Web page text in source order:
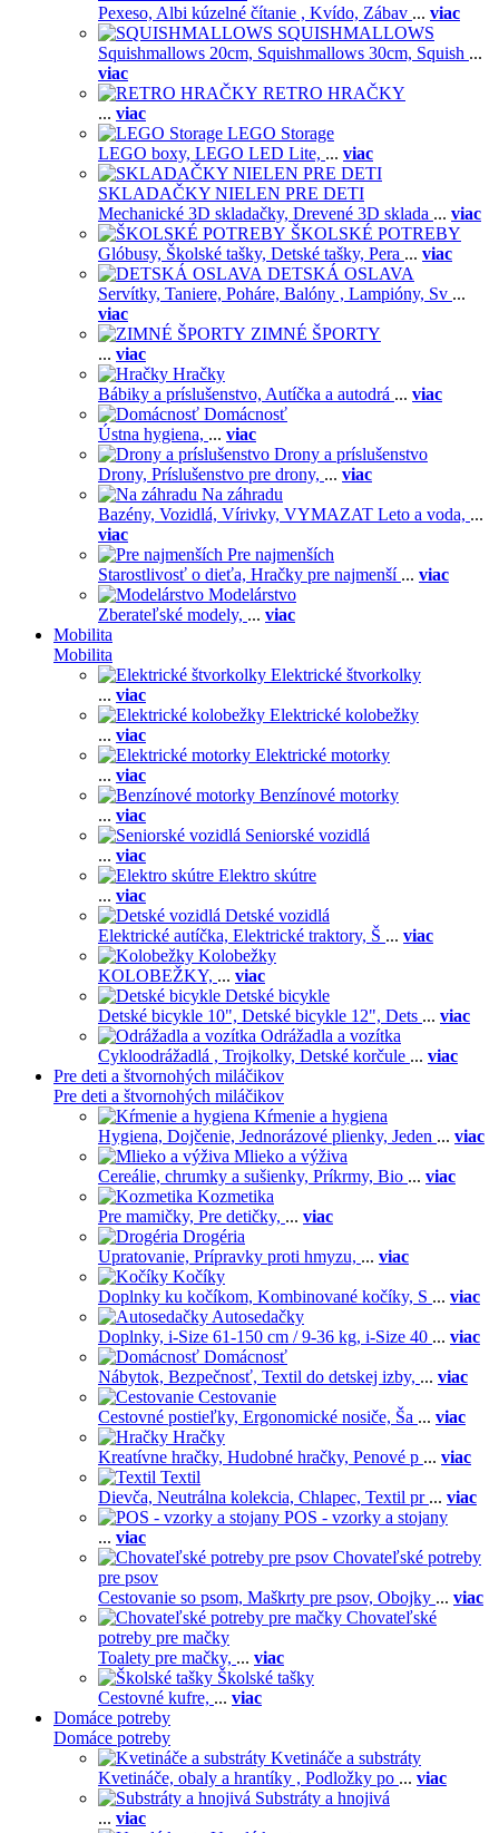
Pexeso, Albi kúzelné čítanie , Kvído, Zábav ... viac
SQUISHMALLOWS
Squishmallows 20cm, Squishmallows 30cm, Squish ...
viac
RETRO HRAČKY
... viac
LEGO Storage
LEGO boxy, LEGO LED Lite, ... viac
SKLADAČKY NIELEN PRE DETI
Mechanické 3D skladačky, Drevené 3D sklada ... viac
ŠKOLSKÉ POTREBY
Glóbusy, Školské tašky, Detské tašky, Pera ... viac
DETSKÁ OSLAVA
Servítky, Taniere, Poháre, Balóny , Lampióny, Sv ...
viac
ZIMNÉ ŠPORTY
... viac
Hračky
Bábiky a príslušenstvo, Autíčka a autodrá ... viac
Domácnosť
Ústna hygiena, ... viac
Drony a príslušenstvo
Drony, Príslušenstvo pre drony, ... viac
Na záhradu
Bazény, Vozidlá, Vírivky, VYMAZAT Leto a voda, ...
viac
Pre najmenších
Starostlivosť o dieťa, Hračky pre najmenší ... viac
Modelárstvo
Zberateľské modely, ... viac
Mobilita
Mobilita
Elektrické štvorkolky
... viac
Elektrické kolobežky
... viac
Elektrické motorky
... viac
Benzínové motorky
... viac
Seniorské vozidlá
... viac
Elektro skútre
... viac
Detské vozidlá
Elektrické autíčka, Elektrické traktory, Š ... viac
Kolobežky
KOLOBEŽKY, ... viac
Detské bicykle
Detské bicykle 10", Detské bicykle 12", Dets ... viac
Odrážadla a vozítka
Cykloodrážadlá , Trojkolky, Detské korčule ... viac
Pre deti a štvornohých miláčikov
Pre deti a štvornohých miláčikov
Kŕmenie a hygiena
Hygiena, Dojčenie, Jednorázové plienky, Jeden ... viac
Mlieko a výživa
Cereálie, chrumky a sušienky, Príkrmy, Bio ... viac
Kozmetika
Pre mamičky, Pre detičky, ... viac
Drogéria
Upratovanie, Prípravky proti hmyzu, ... viac
Kočíky
Doplnky ku kočíkom, Kombinované kočíky, S ... viac
Autosedačky
Doplnky, i-Size 61-150 cm / 9-36 kg, i-Size 40 ... viac
Domácnosť
Nábytok, Bezpečnosť, Textil do detskej izby, ... viac
Cestovanie
Cestovné postieľky, Ergonomické nosiče, Ša ... viac
Hračky
Kreatívne hračky, Hudobné hračky, Penové p ... viac
Textil
Dievča, Neutrálna kolekcia, Chlapec, Textil pr ... viac
POS - vzorky a stojany
... viac
Chovateľské potreby
pre psov
Cestovanie so psom, Maškrty pre psov, Obojky ... viac
Chovateľské
potreby pre mačky
Toalety pre mačky, ... viac
Školské tašky
Cestovné kufre, ... viac
Domáce potreby
Domáce potreby
Kvetináče a substráty
Kvetináče, obaly a hrantíky , Podložky po ... viac
Substráty a hnojivá
... viac